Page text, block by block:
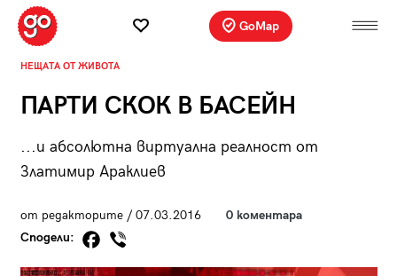
GoMap
НЕЩАТА ОТ ЖИВОТА
ПАРТИ СКОК В БАСЕЙН
...и абсолютна виртуална реалност от
Златимир Араклиев
от редакторите / 07.03.2016
0 коментара
Сподели: